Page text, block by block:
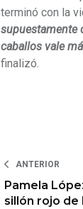
terminó con la
supuestamente
caballos vale
finalizó.
ANTERIOR
Pamela
sillón rojo de